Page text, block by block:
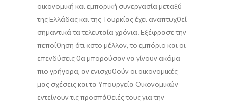
οικονομική και εμπορική συνεργασία μεταξύ
της Ελλάδας και της Τουρκίας έχει αναπτυχθεί
σημαντικά τα τελευταία χρόνια. Εξέφρασε την
πεποίθηση ότι «στο μέλλον, το εμπόριο και οι
επενδύσεις θα μπορούσαν να γίνουν ακόμα
πιο γρήγορα, αν ενισχυθούν οι οικονομικές
μας σχέσεις και τα Υπουργεία Οικονομικών
εντείνουν τις προσπάθειές τους για την